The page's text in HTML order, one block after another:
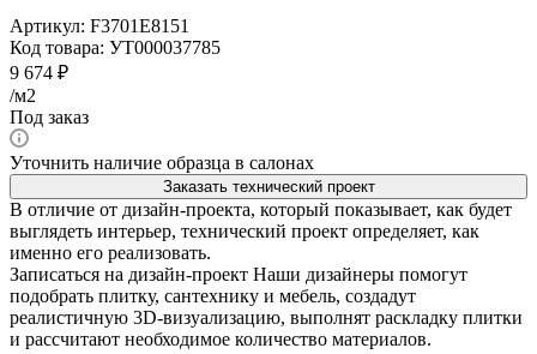
Артикул: F3701E8151
Код товара: УТ000037785
9 674 ₽
/м2
Под заказ
Уточнить наличие образца в салонах
Заказать технический проект
В отличие от дизайн-проекта, который показывает, как будет
выглядеть интерьер, технический проект определяет, как
именно его реализовать.
Записаться на дизайн-проект Наши дизайнеры помогут
подобрать плитку, сантехнику и мебель, создадут
реалистичную 3D-визуализацию, выполнят раскладку плитки
и рассчитают необходимое количество материалов.